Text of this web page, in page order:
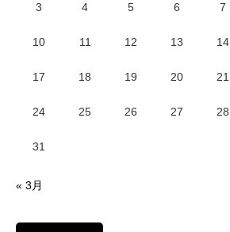
3 4 5 6 7
10 11 12 13 14
17 18 19 20 21
24 25 26 27 28
31
« 3月